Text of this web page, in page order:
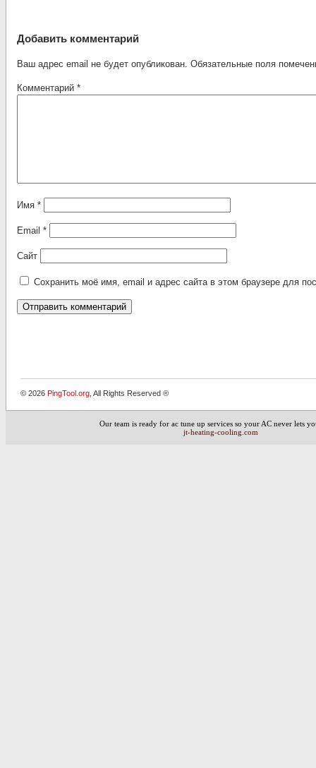
Добавить комментарий
Ваш адрес email не будет опубликован. Обязательные поля
Комментарий *
Имя *
Email *
Сайт
Сохранить моё имя, email и адрес сайта в этом браузере для
© 2026 PingTool.org , All Rights Reserved ®
Our team is ready for ac tune up services so your AC never lets
jt-heating-cooling.com